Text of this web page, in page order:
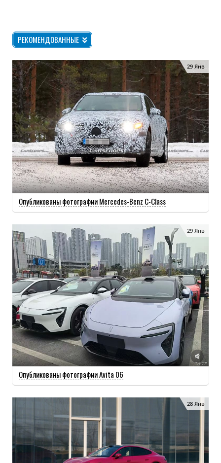
РЕКОМЕНДОВАННЫЕ
29 Янв
Опубликованы фотографии Mercedes-Benz C-Class
29 Янв
Опубликованы фотографии Avita 06
28 Янв